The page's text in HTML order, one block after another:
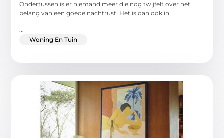
Ondertussen is er niemand meer die nog twijfelt over het
belang van een goede nachtrust. Het is dan ook in
Woning En Tuin